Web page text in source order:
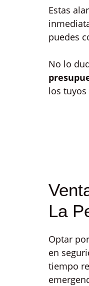
Estas
puedes
No lo
los tuyos
La
Optar
en
tiempo